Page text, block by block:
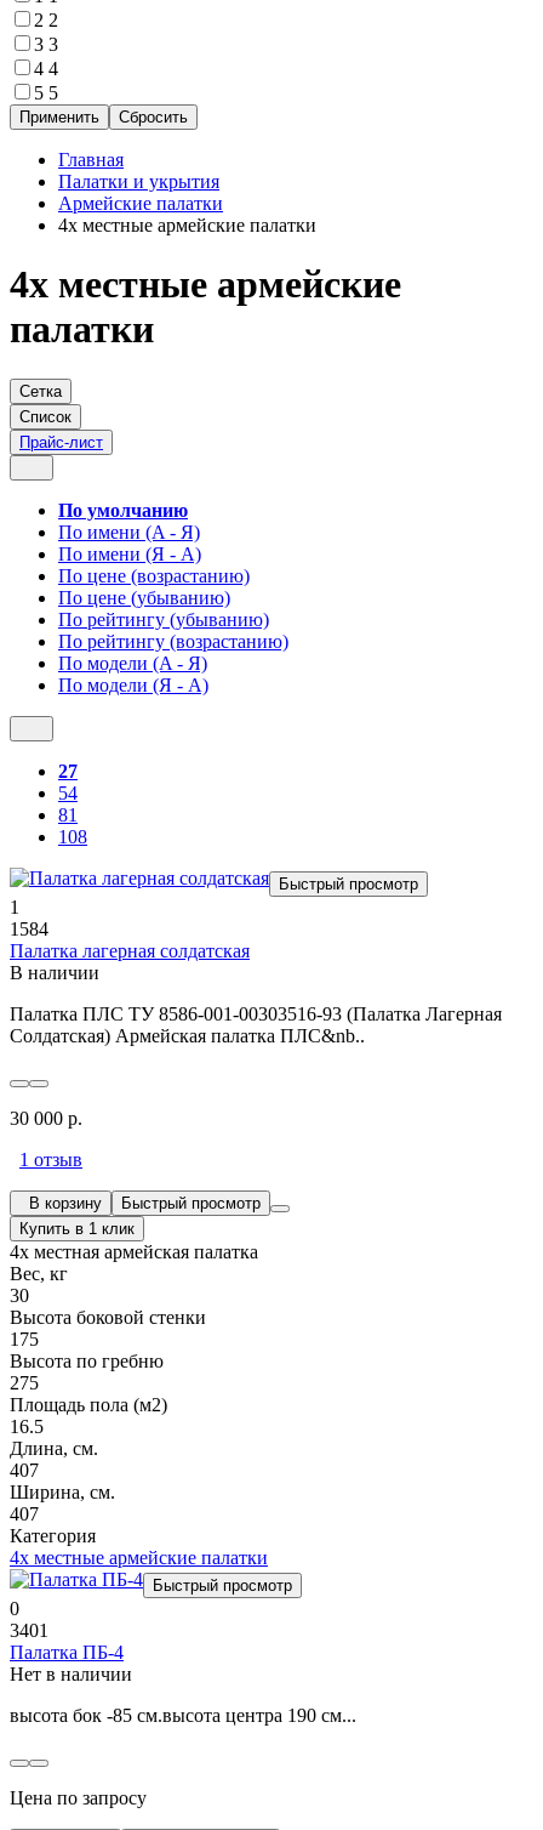
2 2
3 3
4 4
5 5
Главная
Палатки и укрытия
Армейские палатки
4х местные армейские палатки
4х местные армейские
палатки
Сетка
Список
Прайс-лист
По умолчанию
По имени (A - Я)
По имени (Я - A)
По цене (возрастанию)
По цене (убыванию)
По рейтингу (убыванию)
По рейтингу (возрастанию)
По модели (A - Я)
По модели (Я - A)
27
54
81
108
Быстрый просмотр
1
1584
Палатка лагерная солдатская
В наличии
Палатка ПЛС ТУ 8586-001-00303516-93 (Палатка Лагерная
Солдатская) Армейская палатка ПЛС&nb..
30 000 р.
1 отзыв
В корзину
Быстрый просмотр
Купить в 1 клик
4х местная армейская палатка
Вес, кг
30
Высота боковой стенки
175
Высота по гребню
275
Площадь пола (м2)
16.5
Длина, см.
407
Ширина, см.
407
Категория
4х местные армейские палатки
Быстрый просмотр
0
3401
Палатка ПБ-4
Нет в наличии
высота бок -85 см.высота центра 190 см...
Цена по запросу